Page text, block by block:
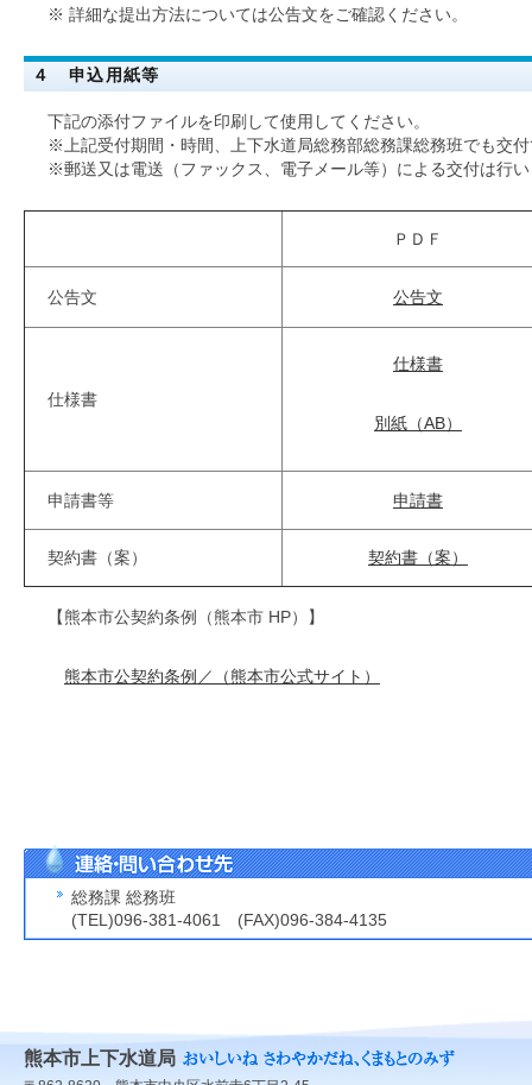
※ 詳細な提出方法については公告文をご確認ください。
４ 申込用紙等
下記の添付ファイルを印刷して使用してください。
※上記受付期間・時間、上下水道局総務部総務課総務班でも交
※郵送又は電送（ファックス、電子メール等）による交付は行
ＰＤＦ
公告文 公告文
仕様書
仕様書
別紙（AB）
申請書等 申請書
契約書（案） 契約書（案）
【熊本市公契約条例（熊本市 HP）】
熊本市公契約条例／（熊本市公式サイト）
総務課 総務班
(TEL)096-381-4061 (FAX)096-384-4135
熊本市上下水道局